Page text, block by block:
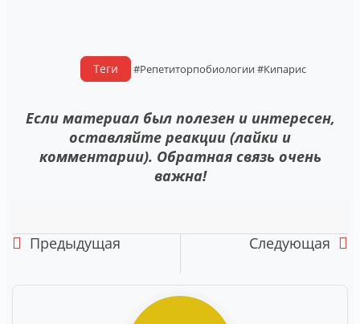
Теги #Репетиторпобиологии#Кипарис
Если материал был полезен и интересен,
оставляйте реакции (лайки и
комментарии). Обратная связь очень
важна!
Предыдущая Следующая